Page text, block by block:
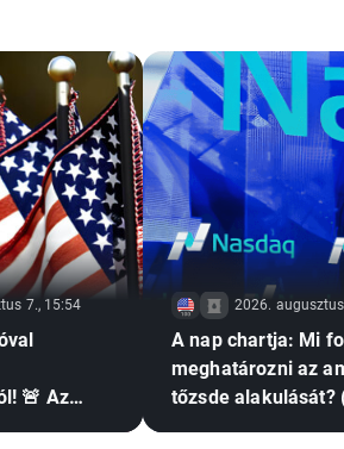
befektetési döntéshozatal
7., 15:54
🚨 Az
2026.
A nap chartja: Mi
meghatározni az
tőzsde alakulását?